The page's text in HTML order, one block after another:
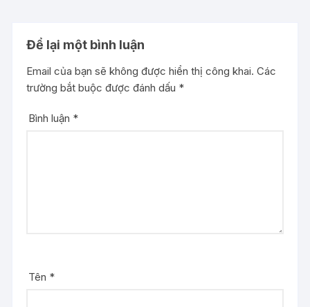
Để lại một bình luận
Email của bạn sẽ không được hiển thị công khai. Các
trường bắt buộc được đánh dấu *
Bình luận *
Tên *